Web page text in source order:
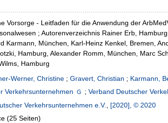
Vorsorge - Leitfaden für die Anwendung der
; Autorenverzeichnis Rainer Erb,
Karmann, München, Karl-Heinz Kenkel, Bremen,
Hamburg, Alexander Romm, München, Marc
Hamburg
Werner, Christine ; Gravert, Christian ; Karmann,
Verkehrsunternehmen ;Verband Deutscher
Verkehrsunternehmen e.V., [2020], © 2020
(25 Seiten)